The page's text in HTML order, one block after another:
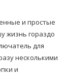
и простые
жизнь гораздо
для
несколькими
и